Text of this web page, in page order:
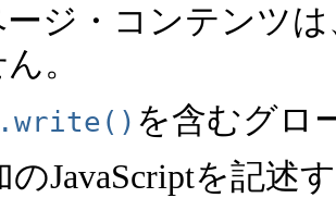
ジ・コンテンツ
。
を含むグロ
のJavaScriptを記述